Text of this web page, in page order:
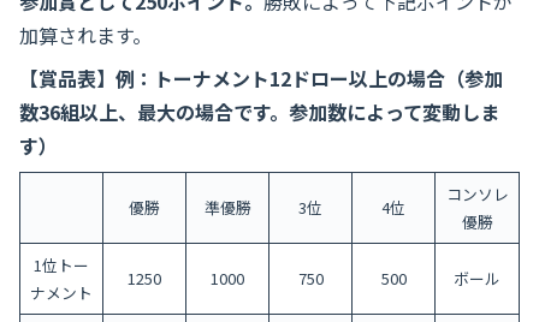
加算されます。
【賞品表】例：トーナメント12ドロー以上の場合（参加
数36組以上、最大の場合です。参加数によって変動しま
す）
優勝 準優勝 3位 4位
コンソレ
優勝
1位トー
ナメント
1250 1000 750 500 ボール